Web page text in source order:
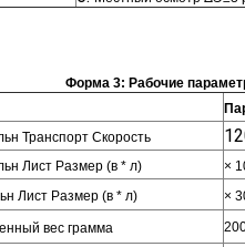
Форма 3: Рабочие
Транспорт Скорость
Лист Размер (в * л)
×
Лист Размер (в * л)
×
вес грамма